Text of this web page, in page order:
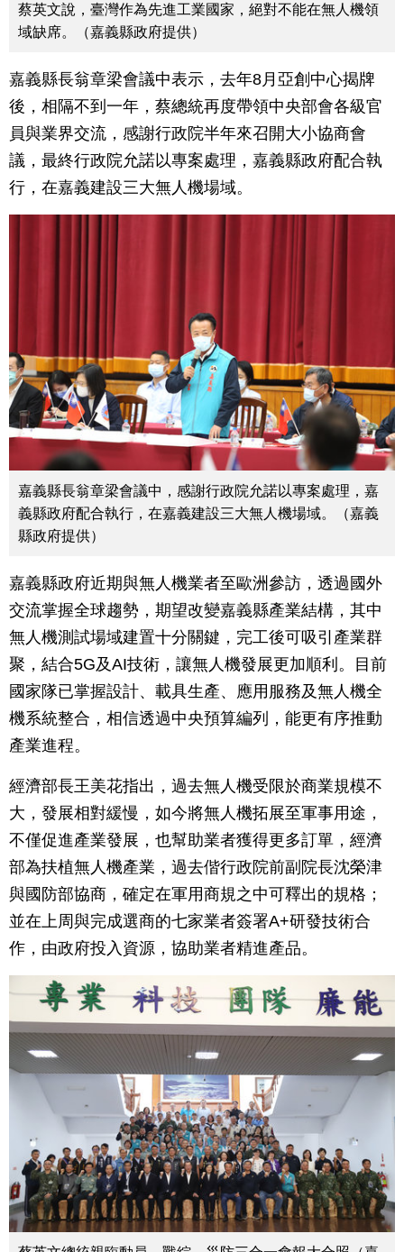
蔡英文說，臺灣作為先進工業國家，絕對不能在無人機領
域缺席。（嘉義縣政府提供）
嘉義縣長翁章梁會議中表示，去年8月亞創中心揭牌
後，相隔不到一年，蔡總統再度帶領中央部會各級官
員與業界交流，感謝行政院半年來召開大小協商會
議，最終行政院允諾以專案處理，嘉義縣政府配合執
行，在嘉義建設三大無人機場域。
嘉義縣長翁章梁會議中，感謝行政院允諾以專案處理，嘉
義縣政府配合執行，在嘉義建設三大無人機場域。（嘉義
縣政府提供）
嘉義縣政府近期與無人機業者至歐洲參訪，透過國外
交流掌握全球趨勢，期望改變嘉義縣產業結構，其中
無人機測試場域建置十分關鍵，完工後可吸引產業群
聚，結合5G及AI技術，讓無人機發展更加順利。目前
國家隊已掌握設計、載具生產、應用服務及無人機全
機系統整合，相信透過中央預算編列，能更有序推動
產業進程。
經濟部長王美花指出，過去無人機受限於商業規模不
大，發展相對緩慢，如今將無人機拓展至軍事用途，
不僅促進產業發展，也幫助業者獲得更多訂單，經濟
部為扶植無人機產業，過去偕行政院前副院長沈榮津
與國防部協商，確定在軍用商規之中可釋出的規格；
並在上周與完成選商的七家業者簽署A+研發技術合
作，由政府投入資源，協助業者精進產品。